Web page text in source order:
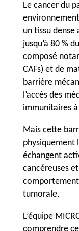
Le cancer du
un tissu
jusqu’à 80 %
composé
CAFs) et de
barrière
l’accès des
immunitaires
Mais cette
physiquement
échangent
cancéreuses
tumorale.
L’équipe